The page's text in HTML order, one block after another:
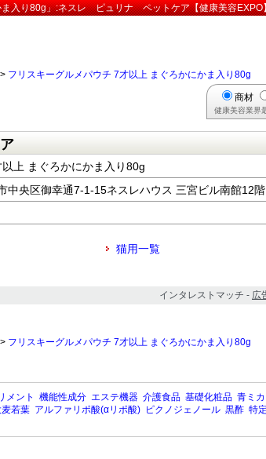
ま入り80g」:ネスレ ピュリナ ペットケア【健康美容EXPO
> フリスキーグルメパウチ 7才以上 まぐろかにかま入り80g
商材
健康美容業界
上 まぐろかにかま入り80g
央区御幸通7-1-15ネスレハウス 三宮ビル南館12階
猫用一覧
インタレストマッチ - 広
> フリスキーグルメパウチ 7才以上 まぐろかにかま入り80g
メント 機能性成分 エステ機器 介護食品 基礎化粧品 青ミ
若葉 アルファリポ酸(αリポ酸) ピクノジェノール 黒酢 特